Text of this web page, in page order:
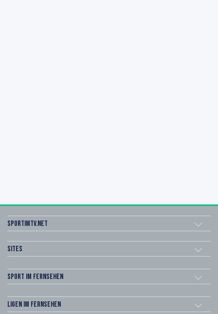
sportimtv.net
Sites
Sport im Fernsehen
Ligen im Fernsehen